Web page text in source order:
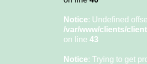
Notice: Undefined
/var/www/clients/
on line 43
Notice: Trying to get